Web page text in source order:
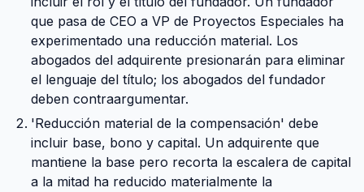
que pasa de CEO a VP de Proyectos Especiales ha
experimentado una reducción material. Los
abogados del adquirente presionarán para eliminar
el lenguaje del título; los abogados del fundador
deben contraargumentar.
'Reducción material de la compensación' debe
incluir base, bono y capital. Un adquirente que
mantiene la base pero recorta la escalera de capital
a la mitad ha reducido materialmente la